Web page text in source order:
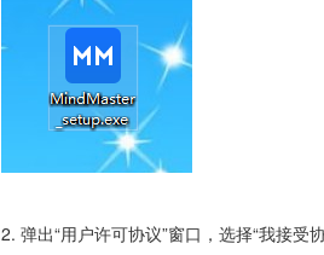
2. 弹出“用户许可协议”窗口，选择“我接受